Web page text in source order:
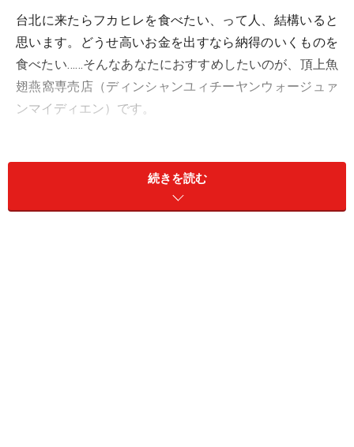
台北に来たらフカヒレを食べたい、って人、結構いると
思います。どうせ高いお金を出すなら納得のいくものを
食べたい……そんなあなたにおすすめしたいのが、頂上魚
翅燕窩専売店（ディンシャンユィチーヤンウォージュァ
ンマイディエン）です。
が続いてもずっと支店を増やすことなく、ここ1軒だけ
でやってきました（近くの別棟に個室もあるがお店は1
続きを読む